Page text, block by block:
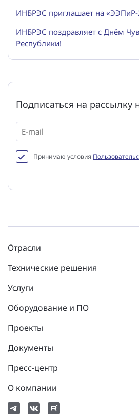
ИНБРЭС приглашает на «ЭЭПиР-
ИНБРЭС поздравляет с Днём
Республики!
Подписаться на рассылку
Принимаю условия
Отрасли
Технические решения
Услуги
Оборудование и ПО
Проекты
Документы
Пресс-центр
О компании